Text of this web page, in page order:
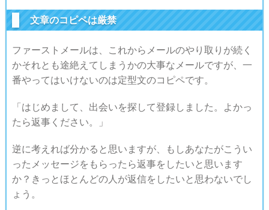
文章のコピペは厳禁
ファーストメールは、これからメールのやり取りが続く
かそれとも途絶えてしまうかの大事なメールですが、一
番やってはいけないのは定型文のコピペです。
「はじめまして、出会いを探して登録しました。よかっ
たら返事ください。」
逆に考えれば分かると思いますが、もしあなたがこうい
ったメッセージをもらったら返事をしたいと思います
か？きっとほとんどの人が返信をしたいと思わないでし
ょう。